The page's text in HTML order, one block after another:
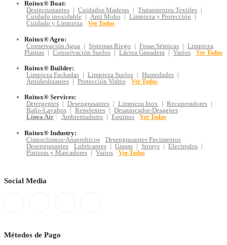
Roitox® Boat:
Desincrustantes | Cuidados Maderas | Tratamientos Textiles |
Cuidado inoxidable | Anti Moho | Limpieza y Protección |
Cuidado y Limpieza
Ver Todos
Roitox® Agro:
Conservación Agua | Sistemas Riego | Fosas Sépticas | Limpieza
Plantas | Conservación Suelos | Láctea Ganadera | Varios Ver Todos
Roitox® Builder:
Limpieza Fachadas | Limpieza Suelos | Humedades |
Antideslizantes | Protección Vidrio Ver Todos
Roitox® Services:
Detergentes | Desengrasantes | Limpieza Inox | Recuperadores |
Baño-Lavabos | Repelentes | Desatascador-Desagües
Línea Air : Ambientadores | Equipos Ver Todos
Roitox® Industry:
Cianocliratos-Anaerobicos
Desengrasantes Pavimentos
Desengrasantes
Lubricantes | Grasas | Sprays | Electrodos |
Pinturas y Marcadores | Varios Ver Todos
Social Media
Métodos de Pago